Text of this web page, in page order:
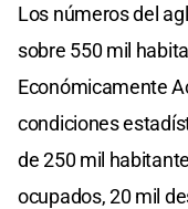
Los números del
sobre 550 mil
Económicamente
condiciones
de 250 mil
ocupados, 20 mil